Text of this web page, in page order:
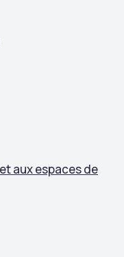
aux espaces de